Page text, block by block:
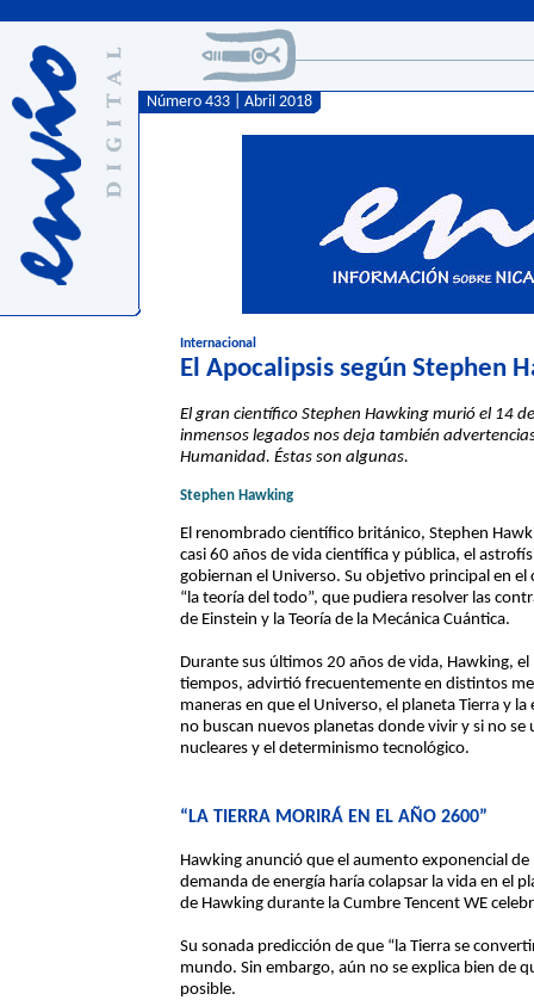
Número 433 | Abril 2018
Internacional
El Apocalipsis según Stephen
El gran científico Stephen Hawking murió el 14
inmensos legados nos deja también
Humanidad. Éstas son algunas.
Stephen Hawking
El renombrado científico británico, Stephen
casi 60 años de vida científica y pública, el
gobiernan el Universo. Su objetivo principal en
“la teoría del todo”, que pudiera resolver las
de Einstein y la Teoría de la Mecánica Cuántica.
Durante sus últimos 20 años de vida, Hawking,
tiempos, advirtió frecuentemente en distintos
maneras en que el Universo, el planeta Tierra y
no buscan nuevos planetas donde vivir y si no
nucleares y el determinismo tecnológico.
“LA TIERRA MORIRÁ EN EL AÑO 2600”
Hawking anunció que el aumento exponencial
demanda de energía haría colapsar la vida en el
de Hawking durante la Cumbre Tencent WE
Su sonada predicción de que “la Tierra se
mundo. Sin embargo, aún no se explica bien de
posible.